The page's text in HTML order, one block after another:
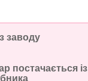
заводу
постачається із